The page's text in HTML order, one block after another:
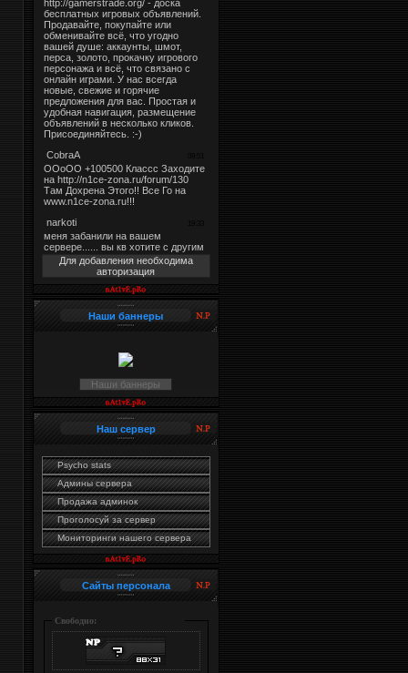
Для добавления необходима
авторизация
Наши баннеры
Наши баннеры
Наш сервер
Psycho stats
Админы сервера
Продажа админок
Проголосуй за сервер
Мониторинги нашего сервера
Сайты персонала
Свободно: